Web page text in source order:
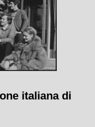
italiana di